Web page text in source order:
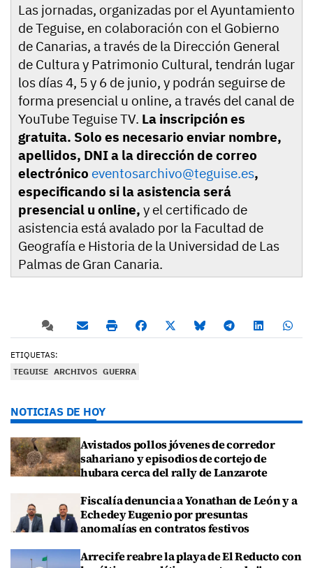
Las jornadas, organizadas por el Ayuntamiento
de Teguise, en colaboración con el Gobierno
de Canarias, a través de la Dirección General
de Cultura y Patrimonio Cultural, tendrán lugar
los días 4, 5 y 6 de junio, y podrán seguirse de
forma presencial u online, a través del canal de
YouTube Teguise TV. La inscripción es
gratuita. Solo es necesario enviar nombre,
apellidos, DNI a la dirección de correo
electrónico eventosarchivo@teguise.es,
especificando si la asistencia será
presencial u online, y el certificado de
asistencia está avalado por la Facultad de
Geografía e Historia de la Universidad de Las
Palmas de Gran Canaria.
ETIQUETAS:
TEGUISE ARCHIVOS GUERRA
NOTICIAS DE HOY
Avistados pollos jóvenes de corredor
sahariano y episodios de cortejo de
hubara cerca del rally de Lanzarote
Fiscalía denuncia a Yonathan de León y a
Echedey Eugenio por presuntas
anomalías en contratos festivos
Arrecife reabre la playa de El Reducto con